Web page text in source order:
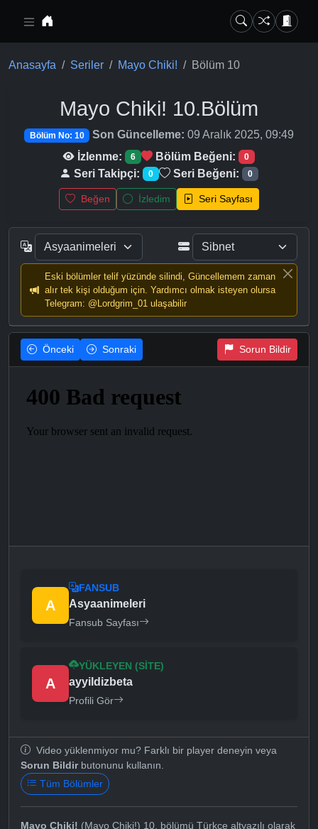
Anasayfa Seriler Mayo Chiki! Bölüm 10
Mayo Chiki! 10.Bölüm
Bölüm No: 10 Son Güncelleme: 09 Aralık 2025, 09:49
İzlenme:
6 Bölüm Beğeni: 0
Seri Takipçi: 0 Seri Beğeni: 0
Beğen İzledim Seri Sayfası
Eski bölümler telif yüzünde silindi, Güncellemem zaman
alır tek kişi olduğum için. Yardımcı olmak isteyen olursa
Telegram: @Lordgrim_01 ulaşabilir
Önceki Sonraki Sorun Bildir
A
FANSUB
Asyaanimeleri
Fansub Sayfası
A
YÜKLEYEN (SITE)
ayyildizbeta
Profili Gör
Video yüklenmiyor mu? Farklı bir player deneyin veya
Sorun Bildirbutonunu kullanın.
Tüm Bölümler
Mayo Chiki! (Mayo Chiki!) 10. bölümü Türkçe altyazılı olarak